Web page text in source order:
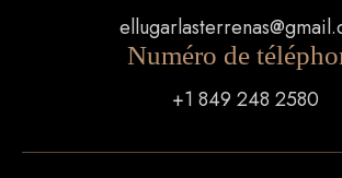
Numéro de
+1 849 248 2580